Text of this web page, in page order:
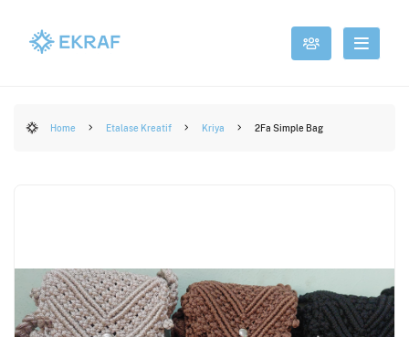
Home Etalase Kreatif Kriya 2Fa Simple Bag